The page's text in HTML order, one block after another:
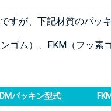
が、下記材質のパッ
ゴム）、FKM（フッ素
パッキン型式